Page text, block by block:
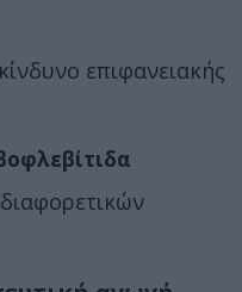
επιφανειακής